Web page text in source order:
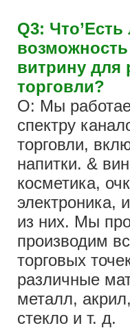
Q3: Что’Есть
витрину для
торговли?
О: Мы
спектру
торговли,
напитки. &
косметика,
электроника,
из них. Мы
производим
торговых
различные
металл,
стекло и т. д.